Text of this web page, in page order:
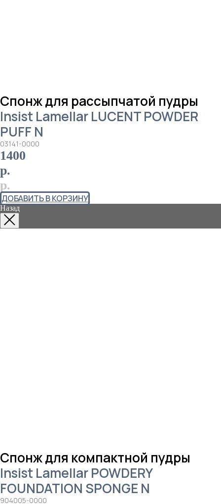
Спонж для рассыпчатой пудры
Insist Lamellar LUCENT POWDER
PUFF N
03141-0000
1400
р.
р.
ДОБАВИТЬ В КОРЗИНУ
Назад
Спонж для компактной пудры
Insist Lamellar POWDERY
FOUNDATION SPONGE N
904005-0000